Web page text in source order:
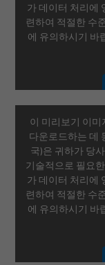
가 데이터 처리에
련하여 적절한 수
에 유의하시기 바
이 미리보기 이
다운로드하는 데
국)은 귀하가 당
기술적으로 필요
가 데이터 처리에
련하여 적절한 수
에 유의하시기 바